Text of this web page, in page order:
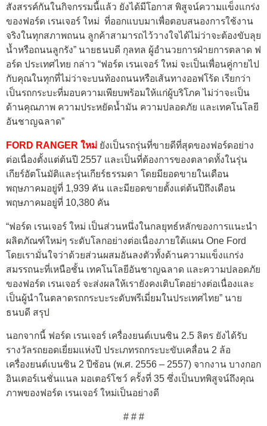
สังสรรค์กันในกิจกรรมนี้แล้ว ยังได้มีโอกาส พิสูจน์ความแข็งแกร่ง
ของฟอร์ด เรนเจอร์ ใหม่ ที่ออกแบบมาเพื่อตอบสนองการใช้งาน
จริงในทุกสภาพถนน ลูกค้าสามารถไว้วางใจได้ไม่ว่าจะต้องขับลุย
น้ำหรือถนนลูกรัง” นายธนบดี กุลทล ผู้อำนวยการฝ่ายการตลาด ฟ
อร์ด ประเทศไทย กล่าว “ฟอร์ด เรนเจอร์ ใหม่ จะเป็นเพื่อนคู่กายไป
กับคุณในทุกที่ไม่ว่าจะบนท้องถนนหรือเส้นทางออฟโร้ด เรียกว่า
เป็นรถกระบะที่มอบความเพียบพร้อมให้แก่ผู้บริโภค ไม่ว่าจะเป็น
ด้านคุณภาพ ความประหยัดน้ำมัน ความปลอดภัย และเทคโนโลยี
อันชาญฉลาด”
FORD RANGER ใหม่ ยังเป็นรถรุ่นที่ขายดีที่สุดของฟอร์ดอย่าง
ต่อเนื่องตั้งแต่ต้นปี 2557 และเป็นที่ต้องการของตลาดทั้งในรุ่น
เกียร์อัตโนมัติและรุ่นเกียร์ธรรมดา โดยมียอดขายในเดือน
พฤษภาคมอยู่ที่ 1,939 คัน และมียอดขายตั้งแต่ต้นปีถึงเดือน
พฤษภาคมอยู่ที่ 10,380 คัน
“ฟอร์ด เรนเจอร์ ใหม่ เป็นส่วนหนึ่งในกลยุทธ์หลักของการแนะนำ
ผลิตภัณฑ์ใหม่ๆ ระดับโลกอย่างต่อเนื่องภายใต้แผน One Ford
โดยเรามั่นใจว่าด้วยส่วนผสมอันลงตัวทั้งด้านความแข็งแกร่ง
สมรรถนะที่เหนือชั้น เทคโนโลยีอันชาญฉลาด และความปลอดภัย
ของฟอร์ด เรนเจอร์ จะส่งผลให้เรายังคงเติบโตอย่างต่อเนื่องและ
เป็นผู้นำในตลาดรถกระบะระดับพรีเมี่ยมในประเทศไทย” นาย
ธนบดี สรุป
นอกจากนี้ ฟอร์ด เรนเจอร์ เครื่องยนต์เบนซิน 2.5 ลิตร ยังได้รับ
รางวัลรถยอดเยี่ยมแห่งปี ประเภทรถกระบะขับเคลื่อน 2 ล้อ
เครื่องยนต์เบนซิน 2 ปีซ้อน (พ.ศ. 2556 – 2557) จากงาน บางกอก
อินเตอร์เนชั่นแนล มอเตอร์โชว์ ครั้งที่ 35 ซึ่งเป็นบทพิสูจน์ถึงคุณ
ภาพของฟอร์ด เรนเจอร์ ใหม่เป็นอย่างดี
# # #